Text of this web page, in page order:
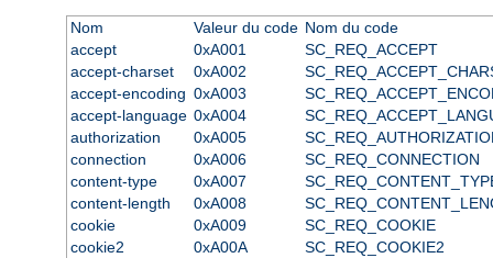
Nom Valeur du code Nom du code
accept
0xA001
SC_REQ_ACCEPT
accept-charset
0xA002
accept-encoding 0xA003
accept-language 0xA004
authorization
0xA005
connection
0xA006
SC_REQ_CONNECTION
content-type
0xA007
content-length
0xA008
cookie
0xA009
SC_REQ_COOKIE
cookie2
0xA00A
SC_REQ_COOKIE2